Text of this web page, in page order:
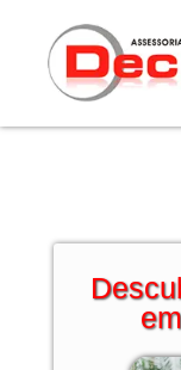
conteúdo